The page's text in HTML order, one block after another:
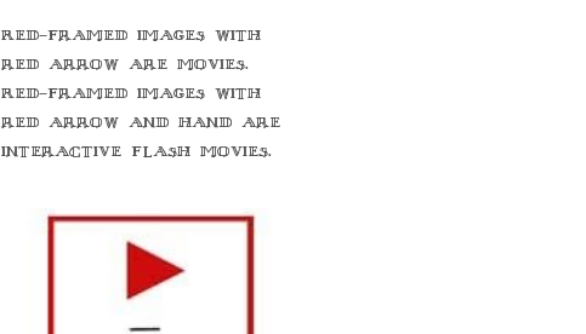
Red-framed images with
red arrow are movies.
Red-framed images with
red arrow and hand are
interactive flash movies.